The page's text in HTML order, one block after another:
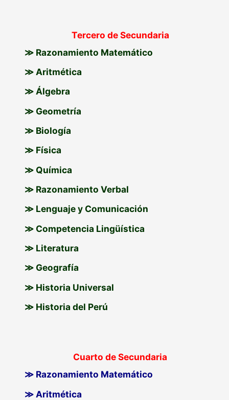
Tercero de Secundaria
≫ Razonamiento Matemático
≫ Aritmética
≫ Álgebra
≫ Geometría
≫ Biología
≫ Física
≫ Química
≫ Razonamiento Verbal
≫ Lenguaje y Comunicación
≫ Competencia Lingüística
≫ Literatura
≫ Geografía
≫ Historia Universal
≫ Historia del Perú
Cuarto de Secundaria
≫ Razonamiento Matemático
≫ Aritmética